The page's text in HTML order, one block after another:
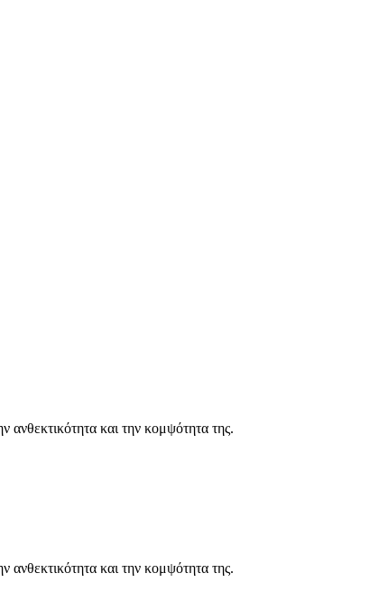
ανθεκτικότητα και την κομψότητα της.
ανθεκτικότητα και την κομψότητα της.